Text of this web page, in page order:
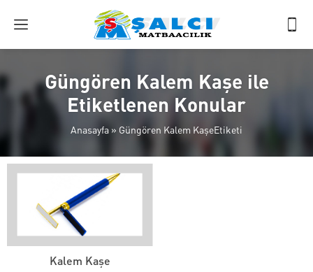
Güngören Kalem Kaşe ile
Etiketlenen Konular
Anasayfa » Güngören Kalem KaşeEtiketi
Kalem Kaşe